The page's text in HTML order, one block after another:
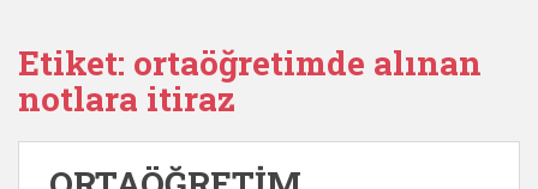
Etiket: ortaöğretimde alınan
notlara itiraz